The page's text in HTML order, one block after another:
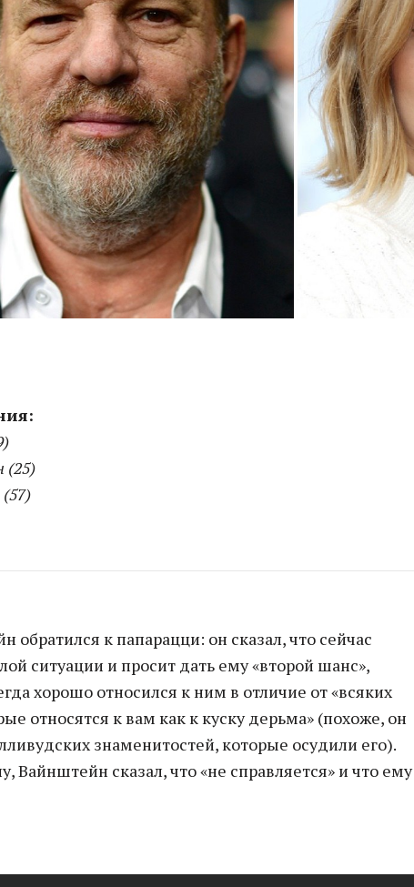
(25)
обратился к папарацци: он сказал, что сейчас
ситуации и просит дать ему «второй шанс»,
хорошо относился к ним в отличие от «всяких
относятся к вам как к куску дерьма» (похоже, он
знаменитостей, которые осудили его).
Вайнштейн сказал, что «не справляется» и что ему